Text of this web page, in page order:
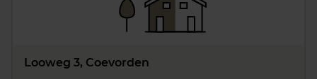
Looweg 3, Coevorden